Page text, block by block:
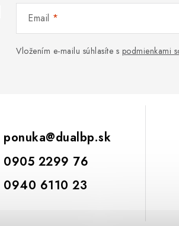
Email
Vložením e-mailu súhlasíte s podmienkami
ponuka@dualbp.sk
0905 2299 76
0940 6110 23